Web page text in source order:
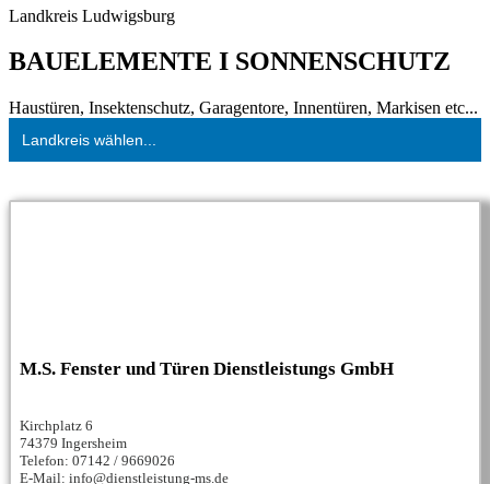
Landkreis Ludwigsburg
BAUELEMENTE I SONNENSCHUTZ
Haustüren, Insektenschutz, Garagentore, Innentüren, Markisen etc...
Landkreis wählen...
M.S. Fenster und Türen Dienstleistungs GmbH
Kirchplatz 6
74379 Ingersheim
Telefon: 07142 / 9669026
E-Mail: info@dienstleistung-ms.de